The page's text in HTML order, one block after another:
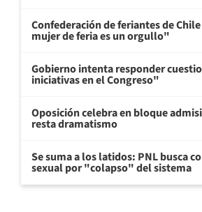
Confederación de feriantes de
mujer de feria es un orgullo"
Gobierno intenta responder
iniciativas en el Congreso"
Oposición celebra en bloque
resta dramatismo
Se suma a los latidos: PNL busca
sexual por "colapso" del sistema